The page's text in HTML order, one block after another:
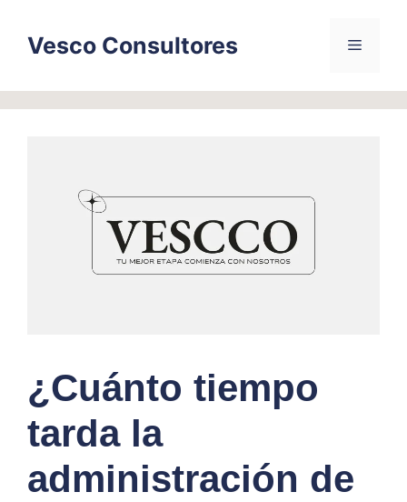
contentVesco Consultores Menu
¿Cuánto tiempo
tarda la
administración de